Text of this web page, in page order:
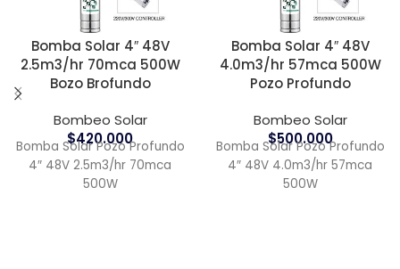
Bomba Solar 4″ 48V
2.5m3/hr 70mca 500W
Bozo Brofundo
Bombeo Solar
$420.000
Bomba Solar Pozo Profundo
4″ 48V 2.5m3/hr 70mca
500W
Bomba Solar 4″ 48V
4.0m3/hr 57mca 500W
Pozo Profundo
Bombeo Solar
$500.000
Bomba Solar Pozo Profundo
4″ 48V 4.0m3/hr 57mca
500W